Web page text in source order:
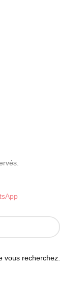
vous recherchez.